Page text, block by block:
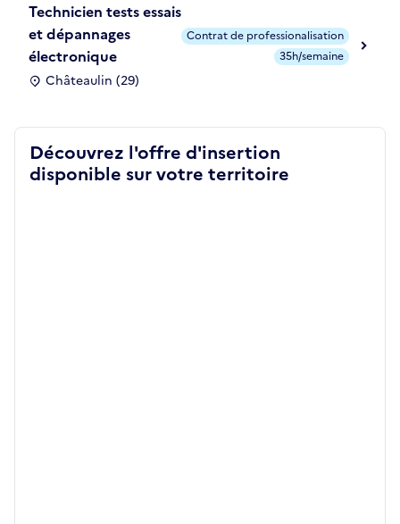
Technicien tests essais
et dépannages
électronique
Châteaulin (29)
Contrat de professionalisation
35h/semaine
Découvrez l'offre d'insertion
disponible sur votre territoire